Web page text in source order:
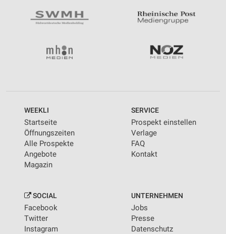
WEEKLI
Startseite
Öffnungszeiten
Alle Prospekte
Angebote
Magazin
SERVICE
Prospekt einstellen
Verlage
FAQ
Kontakt
SOCIAL
Facebook
Twitter
Instagram
UNTERNEHMEN
Jobs
Presse
Datenschutz